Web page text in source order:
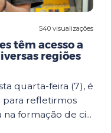
540 visualizações
têm acesso a
regiões
quarta-feira (7), é
refletirmos
formação de ci...